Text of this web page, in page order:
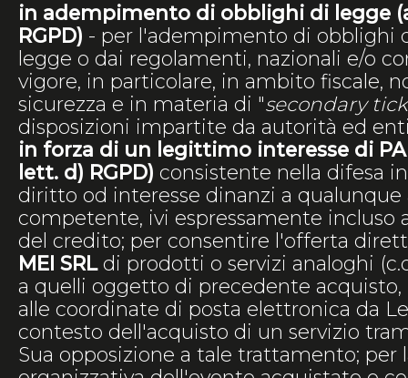
in adempimento di obblighi di legge
RGPD) - per l'adempimento di obblighi
legge o dai regolamenti, nazionali e/o
vigore, in particolare, in ambito fiscale,
sicurezza e in materia di "secondary
disposizioni impartite da autorità ed
in forza di un legittimo interesse di PAI
lett. d) RGPD) consistente nella difesa
diritto od interesse dinanzi a
competente, ivi espressamente incluso
del credito; per consentire l'offerta
MEI SRLdi prodotti o servizi analoghi
a quelli oggetto di precedente
alle coordinate di posta elettronica da
contesto dell'acquisto di un servizio
Sua opposizione a tale trattamento; per